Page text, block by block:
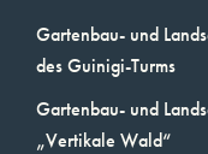
Gartenbau- und
des Guinigi-Turms
Gartenbau- und
„Vertikale Wald“